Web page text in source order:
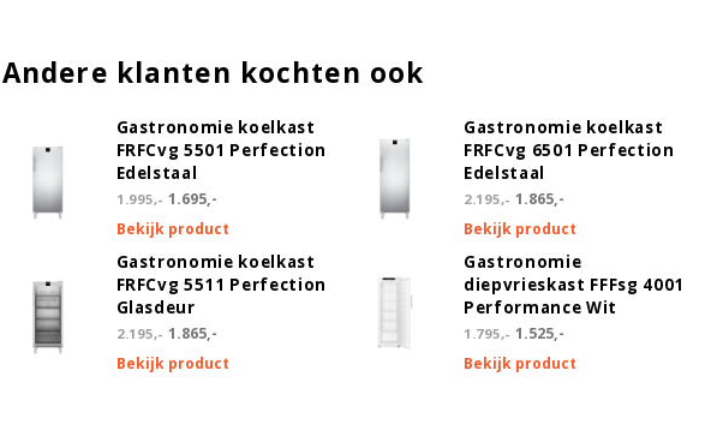
Andere klanten kochten ook
Gastronomie koelkast
FRFCvg 5501 Perfection
Edelstaal
1.995,- 1.695,-
Bekijk product
Gastronomie koelkast
FRFCvg 6501 Perfection
Edelstaal
2.195,- 1.865,-
Bekijk product
Gastronomie koelkast
FRFCvg 5511 Perfection
Glasdeur
2.195,- 1.865,-
Bekijk product
Gastronomie
diepvrieskast FFFsg 4001
Performance Wit
1.795,- 1.525,-
Bekijk product